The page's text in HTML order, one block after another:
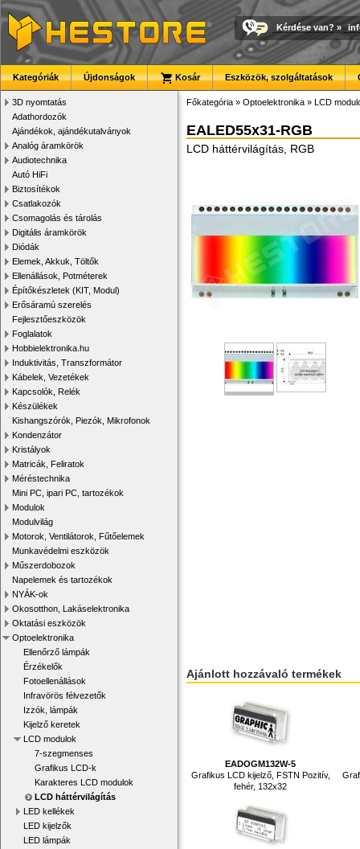
Kérdése van? »
Kategóriák Újdonságok Kosár Eszközök, szolgáltatások
3D nyomtatás
Adathordozók
Ajándékok, ajándékutalványok
Analóg áramkörök
Audiotechnika
Autó HiFi
Biztosítékok
Csatlakozók
Csomagolás és tárolás
Digitális áramkörök
Diódák
Elemek, Akkuk, Töltők
Ellenállások, Potméterek
Építőkészletek (KIT, Modul)
Erősáramú szerelés
Fejlesztőeszközök
Foglalatok
Hobbielektronika.hu
Induktivitás, Transzformátor
Kábelek, Vezetékek
Kapcsolók, Relék
Készülékek
Kishangszórók, Piezók, Mikrofonok
Kondenzátor
Kristályok
Matricák, Feliratok
Méréstechnika
Mini PC, ipari PC, tartozékok
Modulok
Modulvilág
Motorok, Ventilátorok, Fűtőelemek
Munkavédelmi eszközök
Műszerdobozok
Napelemek és tartozékok
NYÁK-ok
Okosotthon, Lakáselektronika
Oktatási eszközök
Optoelektronika
Ellenőrző lámpák
Érzékelők
Fotoellenállások
Infravörös félvezetők
Izzók, lámpák
Kijelző keretek
LCD modulok
7-szegmenses
Grafikus LCD-k
Karakteres LCD modulok
LCD háttérvilágítás
LED kellékek
LED kijelzők
LED lámpák
Főkategória » Optoelektronika » LCD
EALED55x31-RGB
LCD háttérvilágítás, RGB
Ajánlott hozzávaló termékek
EADOGM132W-5
Grafikus LCD kijelző, FSTN Pozitív,
fehér, 132x32